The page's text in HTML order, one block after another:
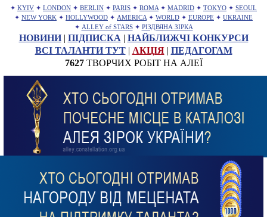
✦ KYIV ✦ LONDON ✦ BERLIN ✦ PARIS ✦ ROMA ✦ MADRID ✦ TOKYO ✦ SEOUL
✦ NEW YORK ✦ HOLLYWOOD ✦ AMERICA ✦ WORLD ✦ EUROPE ✦ UKRAINE
✦ ALLEY of STARS ✦ РІЗДВЯНА ЗІРКА
НОВИНИ| ПІДПИСКА | НАЙБЛИЖЧІ КОНКУРСИ
ВСІ ТАЛАНТИ ТУТ| АКЦІЯ| ПЕДАГОГАМ
7627ТВОРЧИХ РОБІТ НА АЛЕЇ